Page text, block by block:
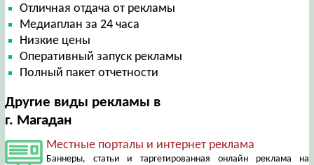
Отличная отдача от рекламы
Медиаплан за 24 часа
Низкие цены
Оперативный запуск рекламы
Полный пакет отчетности
Другие виды рекламы в
г. Магадан
Местные порталы и интернет реклама
Баннеры, статьи и таргетированная онлайн реклама на